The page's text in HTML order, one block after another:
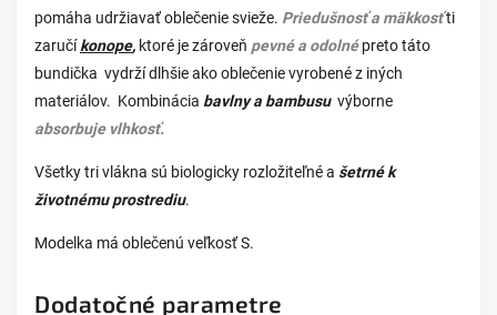
pomáha udržiavať oblečenie svieže. Priedušnosť a mäkkosťti
zaručíkonope, ktoré je zároveň pevné a odolné preto táto
bundička vydrží dlhšie ako oblečenie vyrobené z iných
materiálov. Kombinácia bavlny a bambusuvýborne
absorbuje vlhkosť.
Všetky tri vlákna sú biologicky rozložiteľné a šetrné k
životnému prostrediu.
Modelka má oblečenú veľkosť S.
Dodatočné parametre